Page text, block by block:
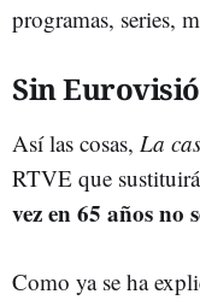
programas, series,
Sin
Así las cosas, La
RTVE que
vez en 65 años no
Como ya se ha